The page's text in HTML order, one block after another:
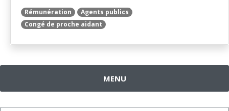
Rémunération
Agents publics
Congé de proche aidant
MENU